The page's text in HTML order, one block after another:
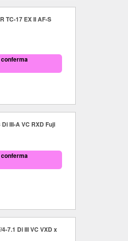
17 EX II AF-S
III-A VC RXD Fuji
7.1 Di III VC VXD x